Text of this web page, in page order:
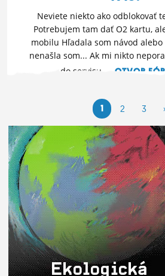
Neviete niekto ako odblokovať
Potrebujem tam dať O2 kartu,
mobilu Hľadala som návod
nenašla som... Ak mi nikto
do servisu...
OTVOR
1 2 3